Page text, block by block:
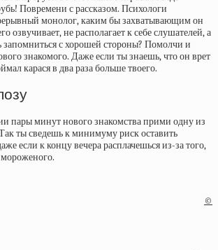
Повремени с рассказом. Психологи
монолог, каким бы захватывающим он
озвучивает, не располагает к себе слушателей, а
запомниться с хорошей стороны? Помолчи и
знакомого. Даже если ты знаешь, что он врет
карася в два раза больше твоего.
пары минут нового знакомства прими одну из
ты сведешь к минимуму риск оставить
если к концу вечера расплачешься из-за того,
мороженого.
©